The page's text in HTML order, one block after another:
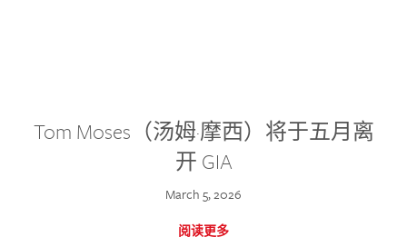
Tom Moses（汤姆·摩西）将于五月离
开 GIA
March 5, 2026
阅读更多